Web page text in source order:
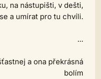
na nástupišti, v dešti,
a umírat pro tu chvíli.
...
a ona překrásná
bolím